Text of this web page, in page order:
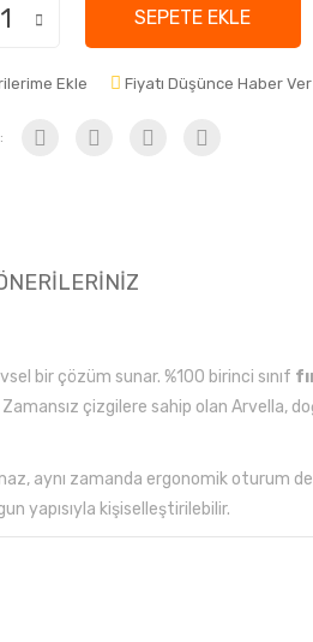
SEPETE EKLE
Ekle Fiyatı Düşünce Haber Ver
bir çözüm sunar. %100 birinci sınıf
çizgilere sahip olan Arvella,
aynı zamanda ergonomik oturum
yapısıyla kişiselleştirilebilir.